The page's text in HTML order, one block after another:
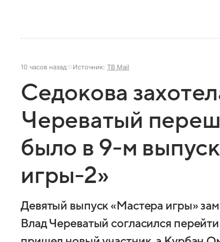
10 часов назад Источник: ТВ Mail
Седокова
Череватый
было в 9-м
игры-2»
Девятый выпуск «Мастера игры»
Влад Череватый согласился